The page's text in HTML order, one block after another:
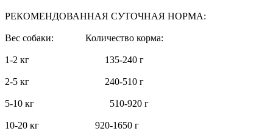
РЕКОМЕНДОВАННАЯ СУТОЧНАЯ НОРМА:
Вес собаки: Количество корма:
1-2 кг 135-240 г
2-5 кг 240-510 г
5-10 кг 510-920 г
10-20 кг 920-1650 г